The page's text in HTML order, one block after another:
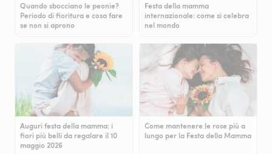
Quando sbocciano le peonie?
Periodo di fioritura e cosa fare
se non si aprono
Festa della mamma
internazionale: come si celebra
nel mondo
Auguri festa della mamma: i
fiori più belli da regalare il 10
maggio 2026
Come mantenere le rose più a
lungo per la Festa della Mamma